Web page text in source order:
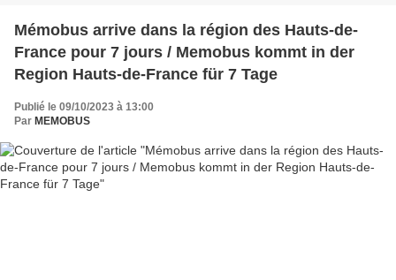
Mémobus arrive dans la région des Hauts-de-
France pour 7 jours / Memobus kommt in der
Region Hauts-de-France für 7 Tage
Publié le 09/10/2023 à 13:00
Par MEMOBUS